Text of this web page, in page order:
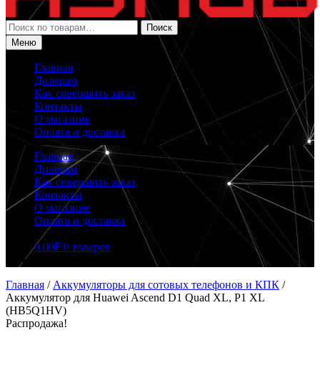
Искать:
Поиск
Меню
Главная
Дилерам
Как совершить заказ
Контакты
О магазине
Оплата и доставка
Главная
Дилерам
Как совершить заказ
Контакты
О магазине
Оплата и доставка
0.00₽ 0 товаров
Главная / Аккумуляторы для сотовых телефонов и КПК /
Аккумулятор для Huawei Ascend D1 Quad XL, P1 XL
(HB5Q1HV)
Распродажа!